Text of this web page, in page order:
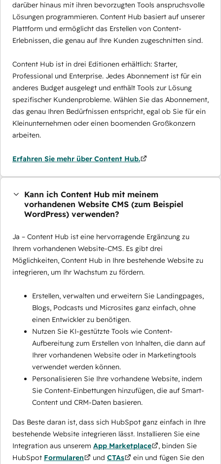
darüber hinaus mit ihren bevorzugten Tools anspruchsvolle
Lösungen programmieren. Content Hub basiert auf unserer
Plattform und ermöglicht das Erstellen von Content-
Erlebnissen, die genau auf Ihre Kunden zugeschnitten sind.
Content Hub ist in drei Editionen erhältlich: Starter,
Professional und Enterprise. Jedes Abonnement ist für ein
anderes Budget ausgelegt und enthält Tools zur Lösung
spezifischer Kundenprobleme. Wählen Sie das Abonnement,
das genau Ihren Bedürfnissen entspricht, egal ob Sie für ein
Kleinunternehmen oder einen boomenden Großkonzern
arbeiten.
Erfahren Sie mehr über Content Hub.
Kann ich Content Hub mit meinem
vorhandenen Website CMS (zum Beispiel
WordPress) verwenden?
Ja – Content Hub ist eine hervorragende Ergänzung zu
Ihrem vorhandenen Website-CMS. Es gibt drei
Möglichkeiten, Content Hub in Ihre bestehende Website zu
integrieren, um Ihr Wachstum zu fördern.
Erstellen, verwalten und erweitern Sie Landingpages,
Blogs, Podcasts und Microsites ganz einfach, ohne
einen Entwickler zu benötigen.
Nutzen Sie KI-gestützte Tools wie Content-
Aufbereitung zum Erstellen von Inhalten, die dann auf
Ihrer vorhandenen Website oder in Marketingtools
verwendet werden können.
Personalisieren Sie Ihre vorhandene Website, indem
Sie Content-Einbettungen hinzufügen, die auf Smart-
Content und CRM-Daten basieren.
Das Beste daran ist, dass sich HubSpot ganz einfach in Ihre
bestehende Website integrieren lässt. Installieren Sie eine
Integration aus unserem App Marketplace
, binden Sie
HubSpot Formularen und CTAs
ein und fügen Sie den